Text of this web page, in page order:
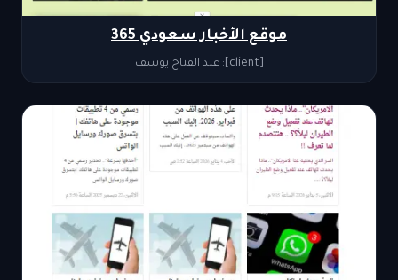
موقع الأخبار سعودي 365
[client]: عبد الفتاح يوسف